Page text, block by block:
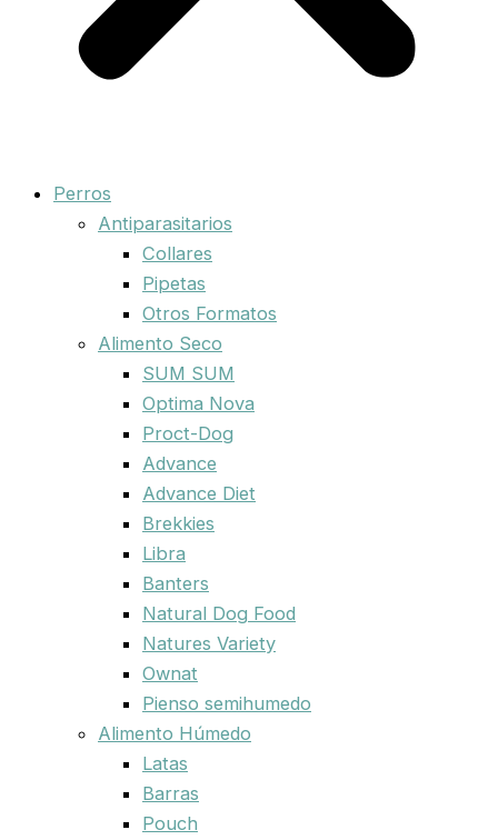
Perros
Antiparasitarios
Collares
Pipetas
Otros Formatos
Alimento Seco
SUM SUM
Optima Nova
Proct-Dog
Advance
Advance Diet
Brekkies
Libra
Banters
Natural Dog Food
Natures Variety
Ownat
Pienso semihumedo
Alimento Húmedo
Latas
Barras
Pouch